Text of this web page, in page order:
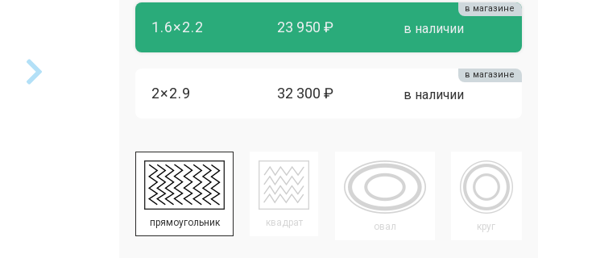
1.6×2.2 23 950 ₽ в наличии
в магазине
2×2.9 32 300 ₽ в наличии
в магазине
прямоугольник квадрат овал круг